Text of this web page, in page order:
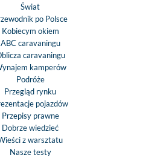
Świat
po Polsce
Kobiecym okiem
ABC caravaningu
caravaningu
kamperów
Podróże
Przegląd rynku
pojazdów
Przepisy prawne
Dobrze wiedzieć
z warsztatu
Nasze testy